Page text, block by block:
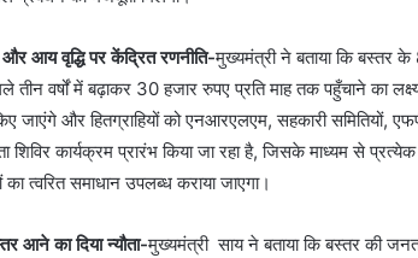
आय वृद्धि पर केंद्रित रणनीति-मुख्यमंत्री ने बताया कि बस्तर
वर्षों में बढ़ाकर 30 हजार रुपए प्रति माह तक पहुँचाने का
जाएंगे और हितग्राहियों को एनआरएलएम, सहकारी समितियों,
शिविर कार्यक्रम प्रारंभ किया जा रहा है, जिसके माध्यम से
त्वरित समाधान उपलब्ध कराया जाएगा।
आने का दिया न्यौता-मुख्यमंत्री साय ने बताया कि बस्तर की